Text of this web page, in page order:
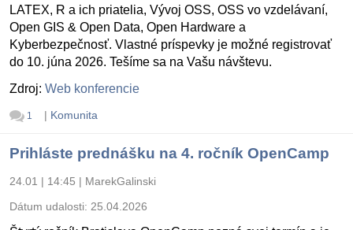
LATEX, R a ich priatelia, Vývoj OSS, OSS vo vzdelávaní,
Open GIS & Open Data, Open Hardware a
Kyberbezpečnosť. Vlastné príspevky je možné registrovať
do 10. júna 2026. Tešíme sa na Vašu návštevu.
Zdroj: Web konferencie
1 | Komunita
Prihláste prednášku na 4. ročník OpenCamp
24.01 | 14:45 | MarekGalinski
Dátum udalosti: 25.04.2026